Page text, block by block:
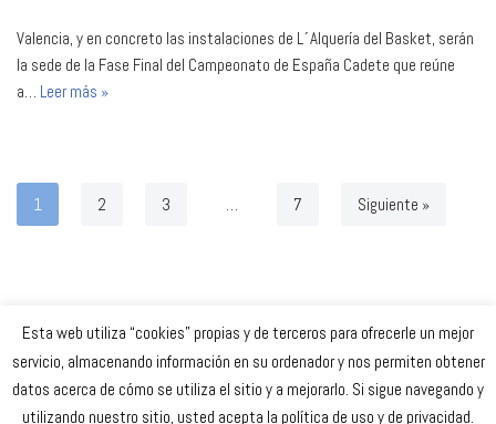
Valencia, y en concreto las instalaciones de L´Alquería del Basket, serán
la sede de la Fase Final del Campeonato de España Cadete que reúne
a… Leer más »
1 2 3 7 Siguiente »
Celta Baloncesto Femenino. 2023
secretaria@celtabaloncesto.com
Esta web utiliza “cookies” propias y de terceros para ofrecerle un mejor
servicio, almacenando información en su ordenador y nos permiten obtener
datos acerca de cómo se utiliza el sitio y a mejorarlo. Si sigue navegando y
utilizando nuestro sitio, usted acepta la política de uso y de privacidad.